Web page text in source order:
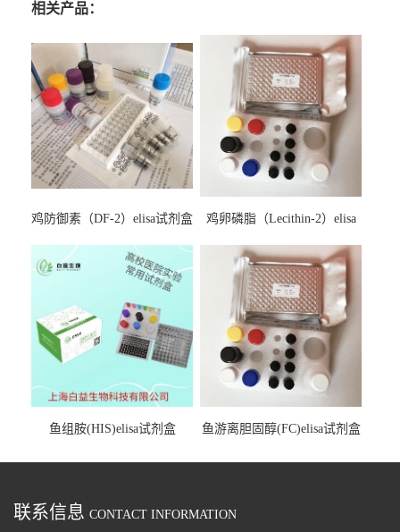
相关产品：
鸡防御素（DF-2）elisa试剂盒
鸡卵磷脂（Lecithin-2）elisa
鱼组胺(HIS)elisa试剂盒 鱼游离胆固醇(FC)elisa试剂盒
联系信息 CONTACT INFORMATION